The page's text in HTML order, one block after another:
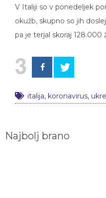
V Italiji so v ponedeljek
okužb, skupno so jih
pa je terjal skoraj 128.000
3
italija, koronavirus,
Najbolj brano